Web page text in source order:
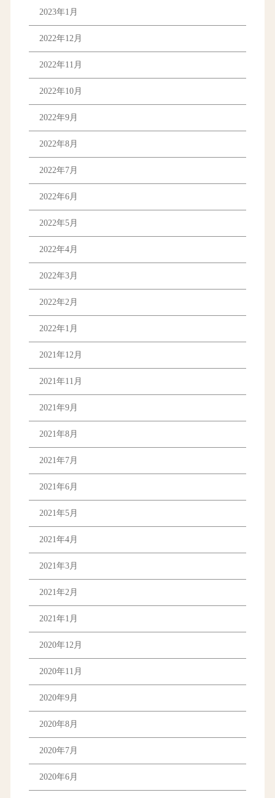
2023年1月
2022年12月
2022年11月
2022年10月
2022年9月
2022年8月
2022年7月
2022年6月
2022年5月
2022年4月
2022年3月
2022年2月
2022年1月
2021年12月
2021年11月
2021年9月
2021年8月
2021年7月
2021年6月
2021年5月
2021年4月
2021年3月
2021年2月
2021年1月
2020年12月
2020年11月
2020年9月
2020年8月
2020年7月
2020年6月